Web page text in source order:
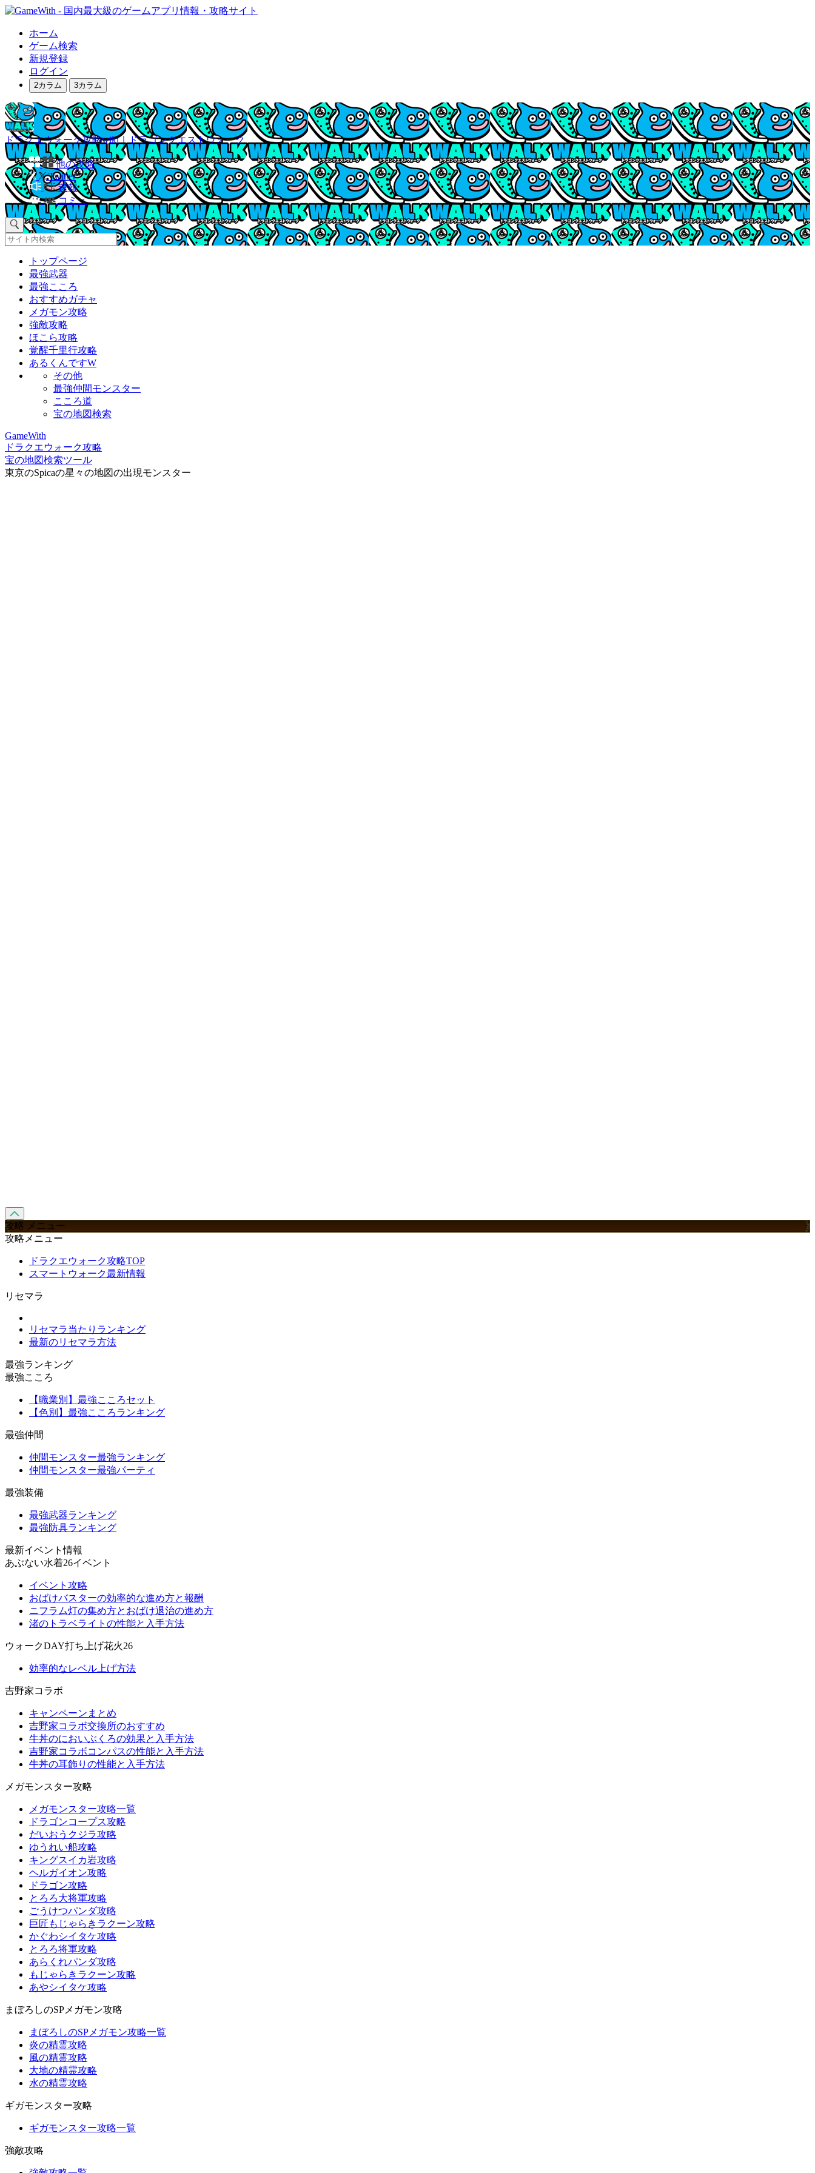
ホーム
ゲーム検索
新規登録
ログイン
2カラム 3カラム
ドラクエウォーク攻略wiki｜ドラゴンクエストウォーク
他の攻略
Twitter
速報
コミュ
トップページ
最強武器
最強こころ
おすすめガチャ
メガモン攻略
強敵攻略
ほこら攻略
覚醒千里行攻略
あるくんですW
その他
最強仲間モンスター
こころ道
宝の地図検索
GameWith
ドラクエウォーク攻略
宝の地図検索ツール
東京のSpicaの星々の地図の出現モンスター
攻略 メニュー
攻略メニュー
ドラクエウォーク攻略TOP
スマートウォーク最新情報
リセマラ
リセマラ当たりランキング
最新のリセマラ方法
最強ランキング
最強こころ
【職業別】最強こころセット
【色別】最強こころランキング
最強仲間
仲間モンスター最強ランキング
仲間モンスター最強パーティ
最強装備
最強武器ランキング
最強防具ランキング
最新イベント情報
あぶない水着26イベント
イベント攻略
おばけバスターの効率的な進め方と報酬
ニフラム灯の集め方とおばけ退治の進め方
渚のトラベライトの性能と入手方法
ウォークDAY打ち上げ花火26
効率的なレベル上げ方法
吉野家コラボ
キャンペーンまとめ
吉野家コラボ交換所のおすすめ
牛丼のにおいぶくろの効果と入手方法
吉野家コラボコンパスの性能と入手方法
牛丼の耳飾りの性能と入手方法
メガモンスター攻略
メガモンスター攻略一覧
ドラゴンコープス攻略
だいおうクジラ攻略
ゆうれい船攻略
キングスイカ岩攻略
ヘルガイオン攻略
ドラゴン攻略
とろろ大将軍攻略
ごうけつパンダ攻略
巨匠もじゃらきラクーン攻略
かぐわシイタケ攻略
とろろ将軍攻略
あらくれパンダ攻略
もじゃらきラクーン攻略
あやシイタケ攻略
まぼろしのSPメガモン攻略
まぼろしのSPメガモン攻略一覧
炎の精霊攻略
風の精霊攻略
大地の精霊攻略
水の精霊攻略
ギガモンスター攻略
ギガモンスター攻略一覧
強敵攻略